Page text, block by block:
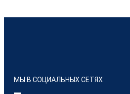
МЫ В СОЦИАЛЬНЫХ СЕТЯХ